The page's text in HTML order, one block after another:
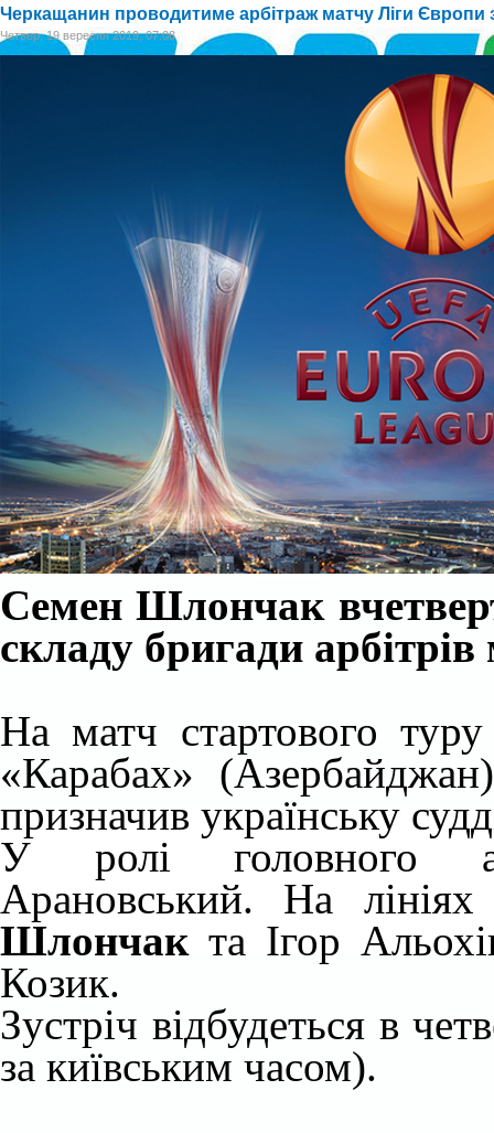
Черкащанин проводитиме арбітраж матчу Ліги Європи
Четвер, 19 вересня 2019, 07:08
Семен Шлончак
складу бригади
На матч стартового
«Карабах»
призначив українську
У ролі головного
Арановський. На
Шлончакта Ігор
Козик.
Зустріч відбудеться в
за київським часом).